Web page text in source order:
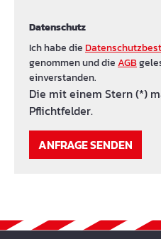
Datenschutz
Ich habe die
genommen und dieAGB
einverstanden.
Die mit einem Stern (*)
Pflichtfelder.
ANFRAGE SENDEN